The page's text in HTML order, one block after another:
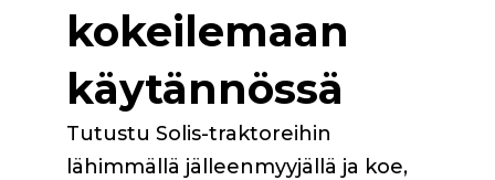
kokeilemaan
käytännössä
Tutustu Solis-traktoreihin
lähimmällä jälleenmyyjällä ja koe,